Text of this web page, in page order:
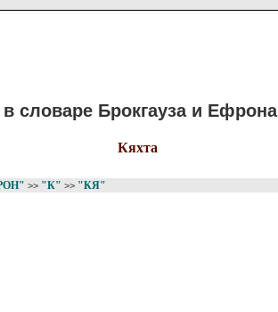
словаре Брокгауза и Ефрона
Кяхта
>> "К" >> "КЯ"